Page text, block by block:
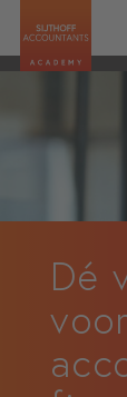
Dé
voor